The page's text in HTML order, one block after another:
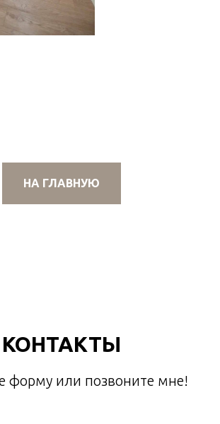
НА ГЛАВНУЮ
КОНТАКТЫ
форму или позвоните мне!